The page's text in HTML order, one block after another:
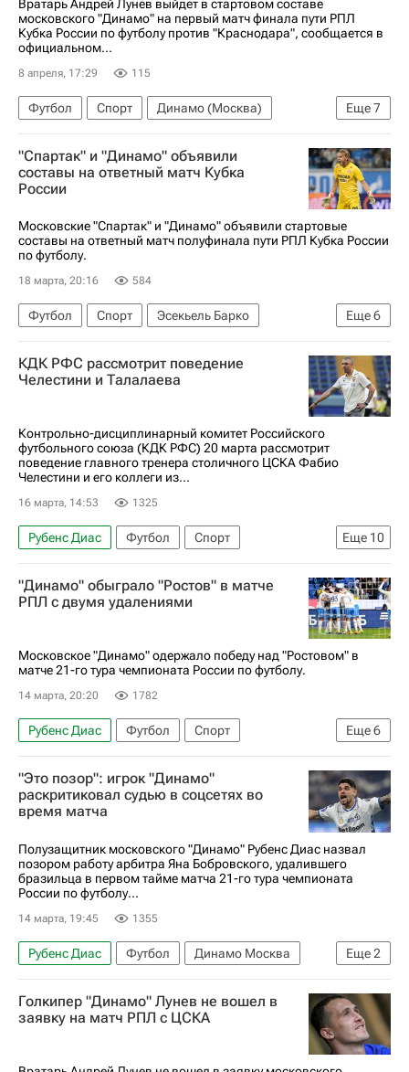
Вратарь Андрей Лунев выйдет в стартовом составе
московского "Динамо" на первый матч финала пути РПЛ
Кубка России по футболу против "Краснодара", сообщается в
официальном...
8 апреля, 17:29 115
Еще7
Футбол Спорт
Динамо (Москва)
Краснодар
Роберто Фернандес
Андрей Лунев
Николас Маричаль
Кубок России по волейболу среди женщин
РПЛ 2026-2027 (Чемпионат России по футболу)
Кубок России по футболу
"Спартак" и "Динамо" объявили
составы на ответный матч Кубка
России
Московские "Спартак" и "Динамо" объявили стартовые
составы на ответный матч полуфинала пути РПЛ Кубка России
по футболу.
18 марта, 20:16 584
Еще6
Футбол Спорт
Эсекьель Барко
Кубок России по футболу
Никита Массалыга
Александр Максименко
Кристофер Ву
КДК РФС рассмотрит поведение
Челестини и Талалаева
Контрольно-дисциплинарный комитет Российского
футбольного союза (КДК РФС) 20 марта рассмотрит
поведение главного тренера столичного ЦСКА Фабио
Челестини и его коллеги из...
16 марта, 14:53 1325
Еще 10
Рубенс Диас Футбол
Спорт
Фабио Челестини
Андрей Талалаев
Юрий Нагайцев
ПФК ЦСКА
Энрике Кармо
Балтика
РПЛ 2026-2027 (Чемпионат России по футболу)
"Динамо" обыграло "Ростов" в матче
РПЛ с двумя удалениями
Московское "Динамо" одержало победу над "Ростовом" в
матче 21-го тура чемпионата России по футболу.
14 марта, 20:20 1782
Еще6
Рубенс Диас Футбол
Спорт
Ролан Гусев
Константин Тюкавин
Динамо Москва
Ростов
Виктор Мелехин
"Это позор": игрок "Динамо"
раскритиковал судью в соцсетях во
время матча
Полузащитник московского "Динамо" Рубенс Диас назвал
позором работу арбитра Яна Бобровского, удалившего
бразильца в первом тайме матча 21-го тура чемпионата
России по футболу...
14 марта, 19:45 1355
Еще2
Рубенс Диас Футбол
Динамо Москва
Ростов
РПЛ 2026-2027 (Чемпионат России по футболу)
Голкипер "Динамо" Лунев не вошел в
заявку на матч РПЛ с ЦСКА